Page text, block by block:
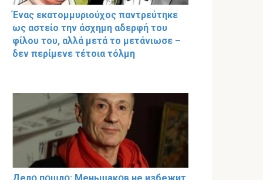
Ένας εκατομμυριούχος παντρεύτηκε
ως αστείο την άσχημη αδερφή του
φίλου του, αλλά μετά το μετάνιωσε –
δεν περίμενε τέτοια τόλμη